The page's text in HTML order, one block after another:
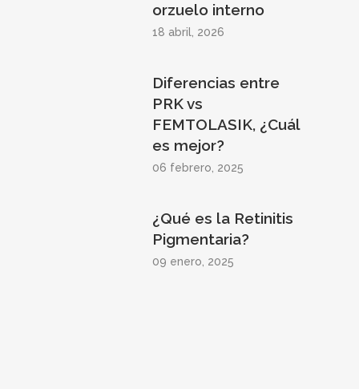
orzuelo interno
18 abril, 2026
Diferencias entre
PRK vs
FEMTOLASIK, ¿Cuál
es mejor?
06 febrero, 2025
¿Qué es la Retinitis
Pigmentaria?
09 enero, 2025